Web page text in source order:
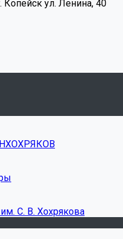
Копейск ул. Ленина, 40
С. В. Хохрякова